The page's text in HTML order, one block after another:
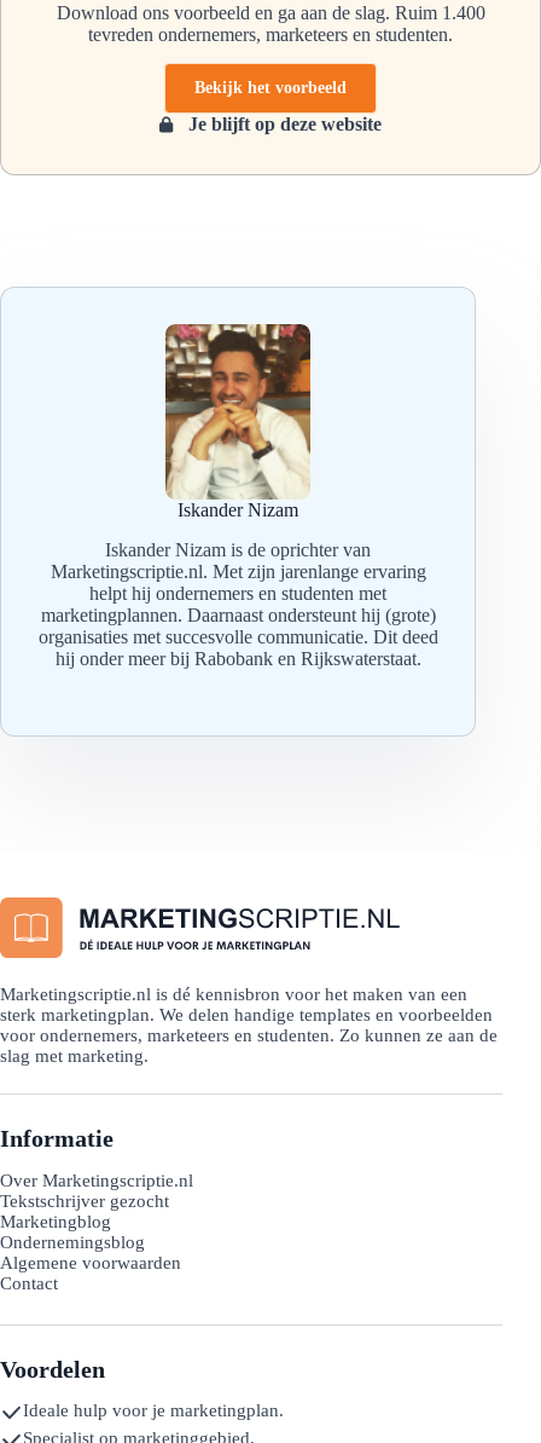
Download ons voorbeeld en ga aan de slag. Ruim 1.400
tevreden ondernemers, marketeers en studenten.
Bekijk het voorbeeld
Je blijft op deze website
Iskander Nizam
Iskander Nizam is de oprichter van
Marketingscriptie.nl. Met zijn jarenlange ervaring
helpt hij ondernemers en studenten met
marketingplannen. Daarnaast ondersteunt hij (grote)
organisaties met succesvolle communicatie. Dit deed
hij onder meer bij Rabobank en Rijkswaterstaat.
Marketingscriptie.nl is dé kennisbron voor het maken van een
sterk marketingplan. We delen handige templates en voorbeelden
voor ondernemers, marketeers en studenten. Zo kunnen ze aan de
slag met marketing.
Informatie
Over Marketingscriptie.nl
Tekstschrijver gezocht
Marketingblog
Ondernemingsblog
Algemene voorwaarden
Contact
Voordelen
Ideale hulp voor je marketingplan.
Specialist op marketinggebied.